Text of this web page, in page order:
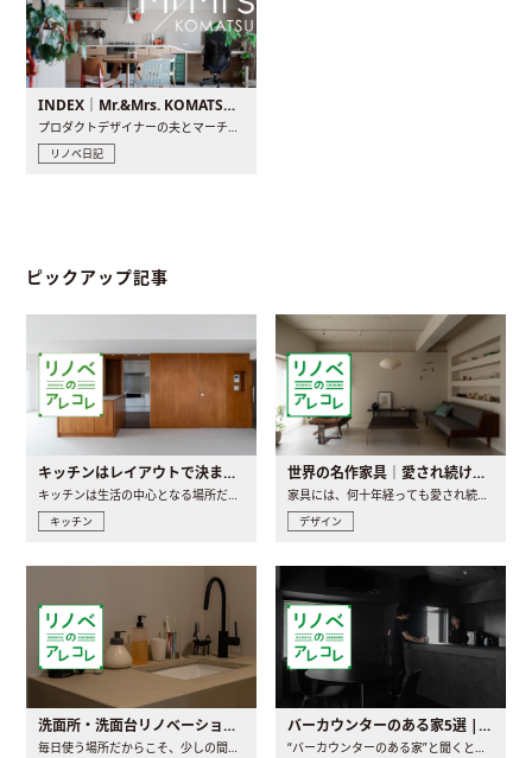
INDEX｜Mr.&Mrs. KOMATSU renovation diary
リノベ日記
ピックアップ記事
キッチンはレイアウトで決まる。後悔しないための考え方と選び方
キッチンは生活の中心となる場所だからこそ、家の中のどこに置..
キッチン
世界の名作家具｜愛され続ける理由と一生モノとの出会い方
家具には、何十年経っても愛され続ける「名作」と呼ばれるもの..
デザイン
洗面所・洗面台リノベーションの事例と間取りアイデア バーカウンターのある家5選 | 日常に馴染む“距離の近い”キッチンとは